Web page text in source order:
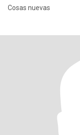
Cosas nuevas